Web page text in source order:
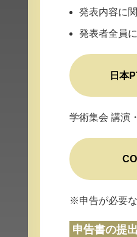
発表内容に
発表者全員
日本
学術集会 講演
※申告が必要
申告書の提